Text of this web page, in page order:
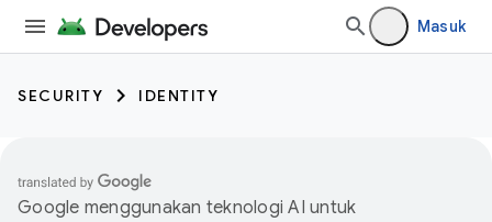
Masuk
SECURITY IDENTITY
Google menggunakan teknologi AI untuk